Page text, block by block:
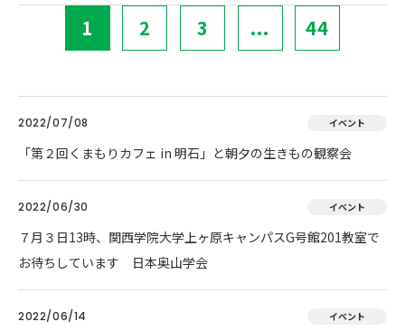
1 2 3 ... 44
2022/07/08 イベント
「第２回くまもりカフェ in 明石」と朝夕の生きもの観察会
2022/06/30 イベント
７月３日13時、関西学院大学上ヶ原キャンパスG号館201教室で
お待ちしています 日本奥山学会
2022/06/14 イベント